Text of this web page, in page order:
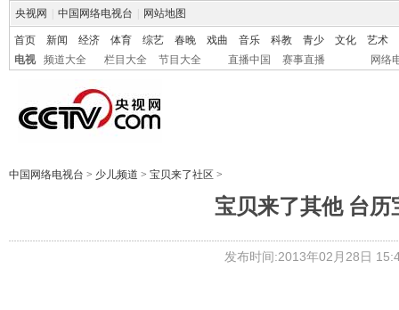
央视网 中国网络电视台 网站地图
首页 新闻 经济 体育 综艺 春晚 戏曲 音乐 科教 青少 文化
艺术
电视
频道大全 栏目大全 节目大全 直播中国 赛事直播 网络
中国网络电视台 > 少儿频道 > 宝贝来了社区 >
宝贝来了其他 台历
发布时间:2013年02月28日